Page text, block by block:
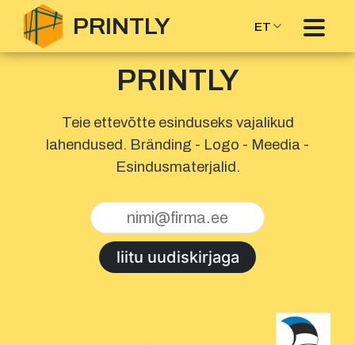
PRINTLY ET
PRINTLY
Teie ettevõtte esinduseks vajalikud
lahendused. Bränding - Logo - Meedia -
Esindusmaterjalid.
liitu uudiskirjaga